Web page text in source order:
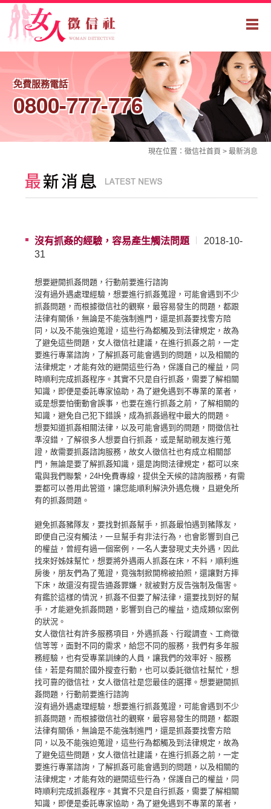
免費服務電話
0800-777-776
現在位置： 徵信社首頁 > 最新消息
沒有抓姦的經驗，容易產生觸法問題
2018-10-
31
想要避開抓姦問題，行動前要進行諮詢
沒有過外遇處理經驗，想要進行抓姦蒐證，可能會遇到不少
抓姦問題，而根據徵信社的觀察，最容易發生的問題，都跟
法律有關係，無論是不能強制進門，還是抓姦要找警方陪
同，以及不能強迫蒐證，這些行為都觸及到法律規定，故為
了避免這些問題，女人徵信社建議，在進行抓姦之前，一定
要進行專業諮詢，了解抓姦可能會遇到的問題，以及相關的
法律規定，才能有效的避開這些行為，保護自己的權益，同
時順利完成抓姦程序。其實不只是自行抓姦，需要了解相關
知識，即便是委託專家協助，為了避免遇到不專業的業者，
或是想要怕衝動會誤事，也要在進行抓姦之前，了解相關的
知識，避免自己犯下錯誤，成為抓姦過程中最大的問題。
想要知道抓姦相關法律，以及可能會遇到的問題，問徵信社
準沒錯，了解很多人想要自行抓姦，或是幫助親友進行蒐
證，故需要抓姦諮詢服務，故女人徵信社也有成立相關部
門，無論是要了解抓姦知識，還是詢問法律規定，都可以來
電與我們聯繫，24H免費專線，提供全天候的諮詢服務，有需
要都可以善用此管道，讓您能順利解決外遇危機，且避免所
有的抓姦問題。
避免抓姦豬隊友，要找對抓姦幫手，抓姦最怕遇到豬隊友，
即便自己沒有觸法，一旦幫手有非法行為，也會影響到自己
的權益，曾經有過一個案例，一名人妻發現丈夫外遇，因此
找來好姊妹幫忙，想要將外遇兩人抓姦在床，不料，順利進
房後，朋友們為了蒐證，竟強制掀開棉被拍照，還讓對方摔
下床，故還沒有提告通姦罪嫌，就被對方反告強制及傷害。
有鑑於這樣的情況，抓姦不但要了解法律，還要找到好的幫
手，才能避免抓姦問題，影響到自己的權益，造成類似案例
的狀況。
女人徵信社有許多服務項目，外遇抓姦、行蹤調查、工商徵
信等等，面對不同的需求，給您不同的服務，我們有多年服
務經驗，也有受專業訓練的人員，讓我們的效率好、服務
佳，若是有關於國外搜查行動，也可以委託徵信社幫忙，想
找可靠的徵信社，女人徵信社是您最佳的選擇。想要避開抓
姦問題，行動前要進行諮詢
沒有過外遇處理經驗，想要進行抓姦蒐證，可能會遇到不少
抓姦問題，而根據徵信社的觀察，最容易發生的問題，都跟
法律有關係，無論是不能強制進門，還是抓姦要找警方陪
同，以及不能強迫蒐證，這些行為都觸及到法律規定，故為
了避免這些問題，女人徵信社建議，在進行抓姦之前，一定
要進行專業諮詢，了解抓姦可能會遇到的問題，以及相關的
法律規定，才能有效的避開這些行為，保護自己的權益，同
時順利完成抓姦程序。其實不只是自行抓姦，需要了解相關
知識，即便是委託專家協助，為了避免遇到不專業的業者，